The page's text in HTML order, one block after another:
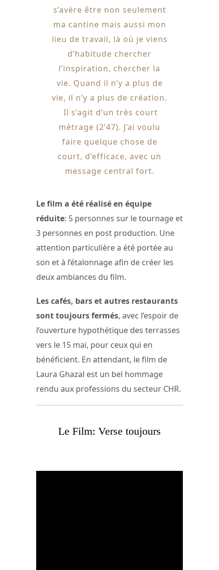
s’avère être non seulement
ma cantine mais aussi mon
lieu de travail, là où je viens
d’habitude chercher
l’inspiration, chercher la
vie. Quand il n’y a plus de
vie, il n’y a plus de création.
Il s’agit d’un très court
métrage (2’47). J’ai voulu
faire quelque chose de
court, d’efficace, avec un
message central fort.
Le film a été réalisé en équipe
réduite: 5 personnes sur le tournage et
3 personnes en post production. Une
attention particulière a été portée au
son et à l’étalonnage afin de créer les
deux ambiances du film.
Les cafés, bars et autres restaurants
sont toujours fermés, avec l’espoir de
l’ouverture hypothétique des terrasses
vers le 15 mai, pour ceux qui en
bénéficient. En attendant, le film de
Laura Ghazal est un bel hommage
rendu aux professions du secteur CHR.
Le Film: Verse toujours